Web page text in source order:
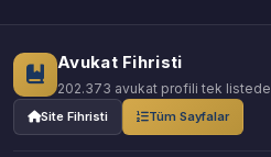
Avukat Fihristi
202.373 avukat profili tek listede
Site Fihristi Tüm Sayfalar